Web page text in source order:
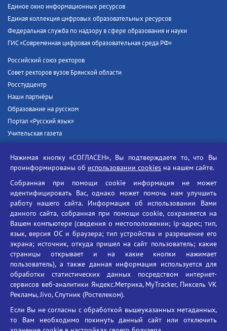
Единое окно информационных ресурсов
Единая коллекция цифровых образовательных ресурсов
Федеральная служба по надзору в сфере образования и науки
ГИС «Современная цифровая образовательная среда РФ»
Российский союз ректоров
Совет ректоров вузов Брянской области
Росстудцентр
Наши партнёры
Образование на русском
Портал «Русский язык»
Учительская газета
Единый портал государственных услуг
Противодействие угрозам информационной безопасности
Социальные ролики - Генеральная прокуратура РФ
Противодействие коррупции
БГУ против наркотиков
Брянский государственный университет
имени академика И.Г. Петровского
Время работы: пн-пт 09:00-18:00
Телефон: +7(4832)58-90-85
Нажимая кнопку «СОГЛАСЕН», Вы подтверждаете то, что Вы
проинформированы об использовании cookies на нашем сайте.
Собранная при помощи cookie информация не может
идентифицировать Вас, однако может помочь нам улучшить
работу нашего сайта. Информация об использовании Вами
данного сайта, собранная при помощи cookie, сохраняется на
Вашем компьютере (сведения о местоположении; ip-адрес; тип,
язык, версия ОС и браузера; тип устройства и разрешение его
экрана; источник, откуда пришел на сайт пользователь; какие
страницы открывает и на какие кнопки нажимает
пользователь), а также данная информация используется для
обработки статистических данных посредством интернет-
сервисов веб-аналитики Яндекс.Метрика, MyTracker, Пиксель VK
Рекламы, Jivo, Спутник (Ростелеком).
Если Вы не согласны с обработкой вышеуказанных метаданных,
то Вам необходимо покинуть данный сайт или отключить